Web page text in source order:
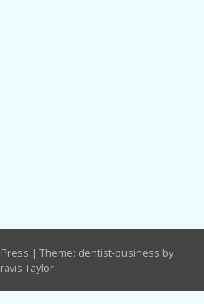
| Theme: dentist-business by
Taylor